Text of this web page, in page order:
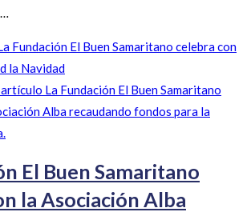
Fundación El Buen Samaritano celebra con
la Navidad
El Buen Samaritano
la Asociación Alba